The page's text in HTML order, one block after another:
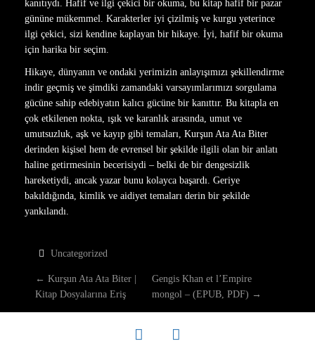
kanıtıydı. Hafif ve ilgi çekici bir okuma, bu kitap hafif bir pazar
gününe mükemmel. Karakterler iyi çizilmiş ve kurgu yeterince
ilgi çekici, sizi kendine kaplayan bir hikaye. İyi, hafif bir okuma
için harika bir seçim.
Hikaye, dünyanın ve ondaki yerimizin anlayışımızı şekillendirme
indir geçmiş ve şimdiki zamandaki varsayımlarımızı sorgulama
gücüne sahip edebiyatın kalıcı gücüne bir kanıttır. Bu kitapla en
çok etkilenen nokta, ışık ve karanlık arasında, umut ve
umutsuzluk, aşk ve kayıp gibi temaları, Kurşun Ata Ata Biter
derinden kişisel hem de evrensel bir şekilde ilgili olan bir anlatı
haline getirmesinin becerisiydi – belki de bir dengesizlik
hareketiydi, ancak yazar bunu kolayca başardı. Geriye
bakıldığında, kimlik ve aidiyet temaları derin bir şekilde
yankılandı.
Uncategorized
P
O
← Kurşun Ata Ata Biter |
Kitap Dosyalarına Eriş
Gengis Khan et l’Empire
mongol – (EPUB, PDF) →
facebook